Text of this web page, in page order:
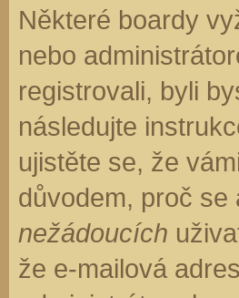
Některé boardy
nebo
registrovali, byli
následujte
ujistěte se, že
důvodem, proč
nežádoucích
že e-mailová